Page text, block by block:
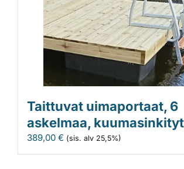
Taittuvat uimaportaat, 6
askelmaa, kuumasinkityt
389,00 € (sis. alv 25,5%)